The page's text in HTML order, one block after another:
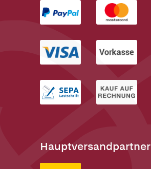
Hauptversandpartner